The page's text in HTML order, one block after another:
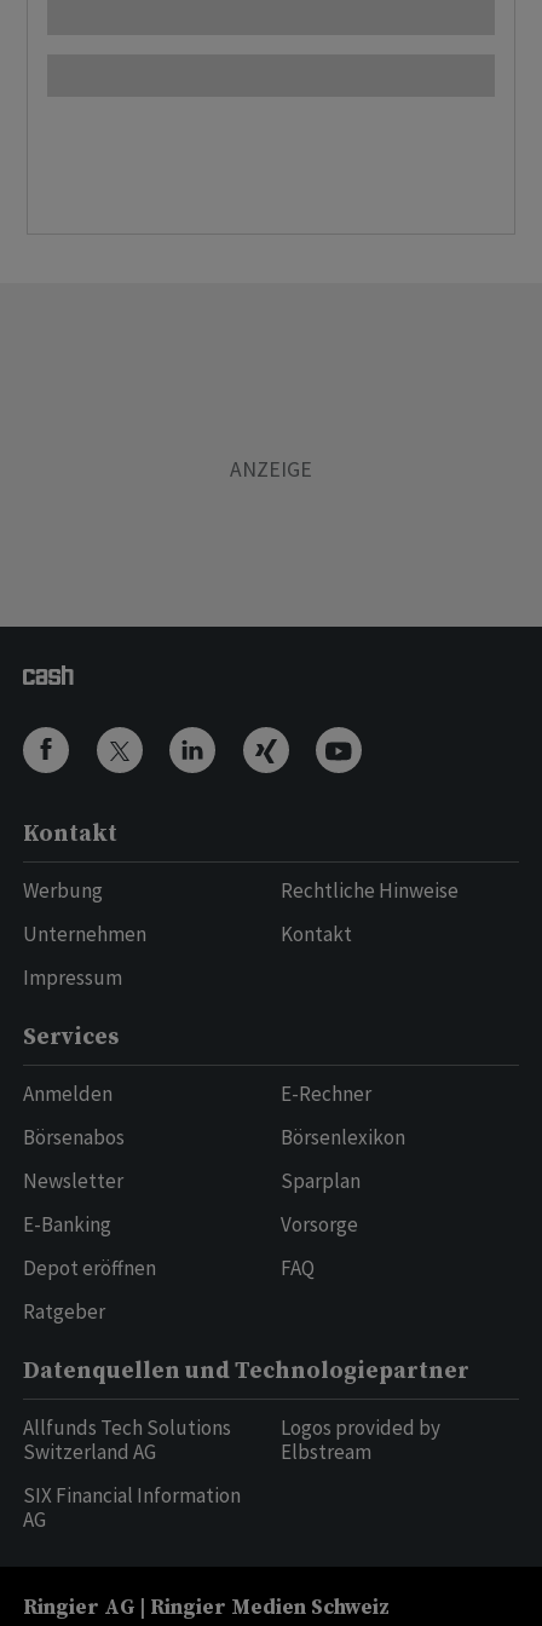
Kontakt
Werbung
Unternehmen
Impressum
Rechtliche Hinweise
Kontakt
Services
Anmelden
Börsenabos
Newsletter
E-Banking
Depot eröffnen
Ratgeber
E-Rechner
Börsenlexikon
Sparplan
Vorsorge
FAQ
Datenquellen und Technologiepartner
Allfunds Tech Solutions
Switzerland AG
SIX Financial Information
AG
Logos provided by
Elbstream
Ringier AG | Ringier Medien Schweiz